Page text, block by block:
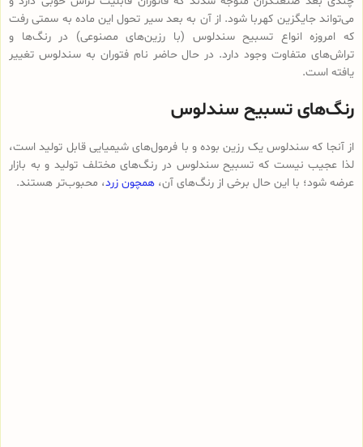
می‌تواند جایگزین کهربا شود. از آن به بعد سیر تحول این ماده به سمتی رفت
که امروزه انواع تسبیح‌ سندلوس (با رزین‌های مصنوعی) در رنگ‌ها و
تراش‌های متفاوت وجود دارد. در حال حاضر نام فتوران به سندلوس تغییر
یافته است.
رنگ‌های تسبیح سندلوس
از آنجا که سندلوس یک رزین بوده و با فرمول‌های شیمیایی قابل تولید است،
لذا عجیب نیست که تسبیح سندلوس در رنگ‌های مختلف تولید و به بازار
عرضه شود؛ با این حال برخی از رنگ‌های آن، همچون زرد، محبوب‌تر هستند.